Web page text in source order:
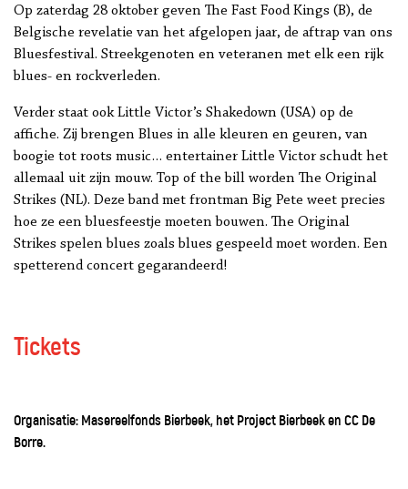
Op zaterdag 28 oktober geven The Fast Food Kings (B), de
Belgische revelatie van het afgelopen jaar, de aftrap van ons
Bluesfestival. Streekgenoten en veteranen met elk een rijk
blues- en rockverleden.
Verder staat ook Little Victor’s Shakedown (USA) op de
affiche. Zij brengen Blues in alle kleuren en geuren, van
boogie tot roots music… entertainer Little Victor schudt het
allemaal uit zijn mouw. Top of the bill worden The Original
Strikes (NL). Deze band met frontman Big Pete weet precies
hoe ze een bluesfeestje moeten bouwen. The Original
Strikes spelen blues zoals blues gespeeld moet worden. Een
spetterend concert gegarandeerd!
Tickets
Organisatie: Masereelfonds Bierbeek, het Project Bierbeek en CC De
Borre.